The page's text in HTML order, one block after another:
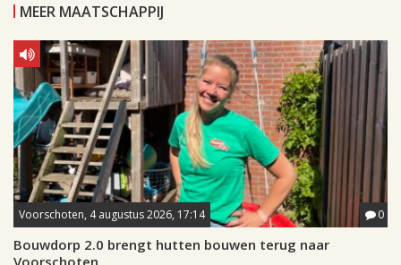
MEER MAATSCHAPPIJ
Voorschoten, 4 augustus 2026, 17:14 0
Bouwdorp 2.0 brengt hutten bouwen terug naar